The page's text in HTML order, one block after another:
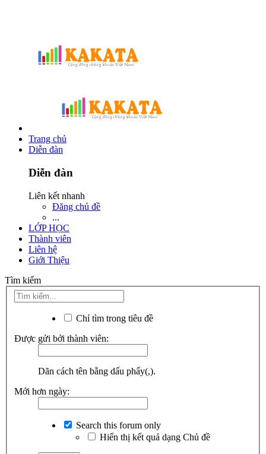
Trang chủ
Diễn đàn
Diễn đàn
Liên kết nhanh
Đăng chủ đề
...
LỚP HỌC
Thành viên
Liên hệ
Giới Thiệu
Tìm kiếm
Chỉ tìm trong tiêu đề
Được gửi bởi thành viên:
Dãn cách tên bằng dấu phẩy(,).
Mới hơn ngày:
Search this forum only
Hiển thị kết quả dạng Chủ đề